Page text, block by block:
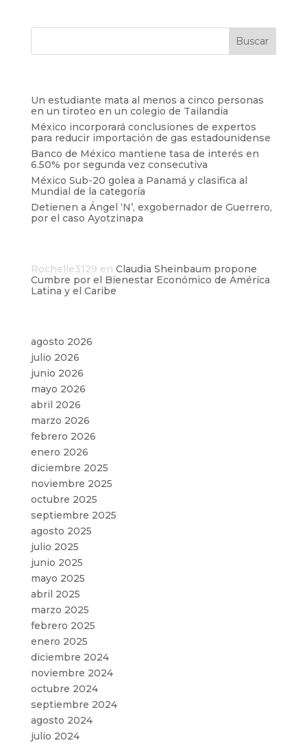
Un estudiante mata al menos a cinco personas
en un tiroteo en un colegio de Tailandia
México incorporará conclusiones de expertos
para reducir importación de gas estadounidense
Banco de México mantiene tasa de interés en
6.50% por segunda vez consecutiva
México Sub-20 golea a Panamá y clasifica al
Mundial de la categoría
Detienen a Ángel ‘N’, exgobernador de Guerrero,
por el caso Ayotzinapa
Rochelle3129 en Claudia Sheinbaum propone
Cumbre por el Bienestar Económico de América
Latina y el Caribe
agosto 2026
julio 2026
junio 2026
mayo 2026
abril 2026
marzo 2026
febrero 2026
enero 2026
diciembre 2025
noviembre 2025
octubre 2025
septiembre 2025
agosto 2025
julio 2025
junio 2025
mayo 2025
abril 2025
marzo 2025
febrero 2025
enero 2025
diciembre 2024
noviembre 2024
octubre 2024
septiembre 2024
agosto 2024
julio 2024